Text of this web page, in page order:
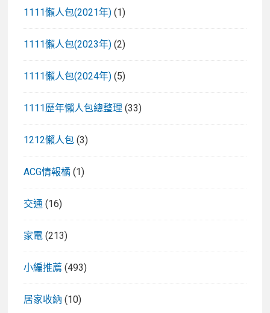
1111懶人包(2021年) (1)
1111懶人包(2023年) (2)
1111懶人包(2024年) (5)
1111歷年懶人包總整理 (33)
1212懶人包 (3)
ACG情報橘 (1)
交通 (16)
家電 (213)
小編推薦 (493)
居家收納 (10)